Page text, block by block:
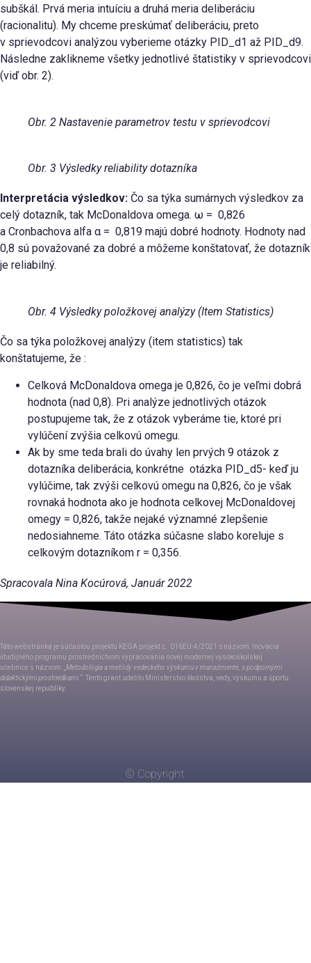
subškál. Prvá meria intuíciu a druhá meria deliberáciu
(racionalitu). My chceme preskúmať deliberáciu, preto
v sprievodcovi analýzou vyberieme otázky PID_d1 až PID_d9.
Následne zaklikneme všetky jednotlivé štatistiky v sprievodcovi
(viď obr. 2).
Obr. 2 Nastavenie parametrov testu v sprievodcovi
Obr. 3 Výsledky reliability dotazníka
Interpretácia výsledkov: Čo sa týka sumárnych výsledkov za
celý dotazník, tak McDonaldova omega. ω = 0,826
a Cronbachova alfa α = 0,819 majú dobré hodnoty. Hodnoty nad
0,8 sú považované za dobré a môžeme konštatovať, že dotazník
je reliabilný.
Obr. 4 Výsledky položkovej analýzy (Item Statistics)
Čo sa týka položkovej analýzy (item statistics) tak
konštatujeme, že :
Celková McDonaldova omega je 0,826, čo je veľmi dobrá
hodnota (nad 0,8). Pri analýze jednotlivých otázok
postupujeme tak, že z otázok vyberáme tie, ktoré pri
vylúčení zvýšia celkovú omegu.
Ak by sme teda brali do úvahy len prvých 9 otázok z
dotazníka deliberácia, konkrétne otázka PID_d5- keď ju
vylúčime, tak zvýši celkovú omegu na 0,826, čo je však
rovnaká hodnota ako je hodnota celkovej McDonaldovej
omegy = 0,826, takže nejaké významné zlepšenie
nedosiahneme. Táto otázka súčasne slabo koreluje s
celkovým dotazníkom r = 0,356.
Spracovala Nina Kocúrová, Január 2022
Táto webstránka je súčasťou projektu KEGA projekt č. 016EU-4/2021 s názvom: Inovácia
študijného programu prostredníctvom vypracovania novej modernej vysokoškolskej
učebnice s názvom: Metodológia a metódy vedeckého výskumu vmanažmente, s podpornými
didaktickými prostriedkami.“. Tento grant udelilo Ministerstvo školstva, vedy, výskumu a športu
slovenskej republiky.
© Copyright